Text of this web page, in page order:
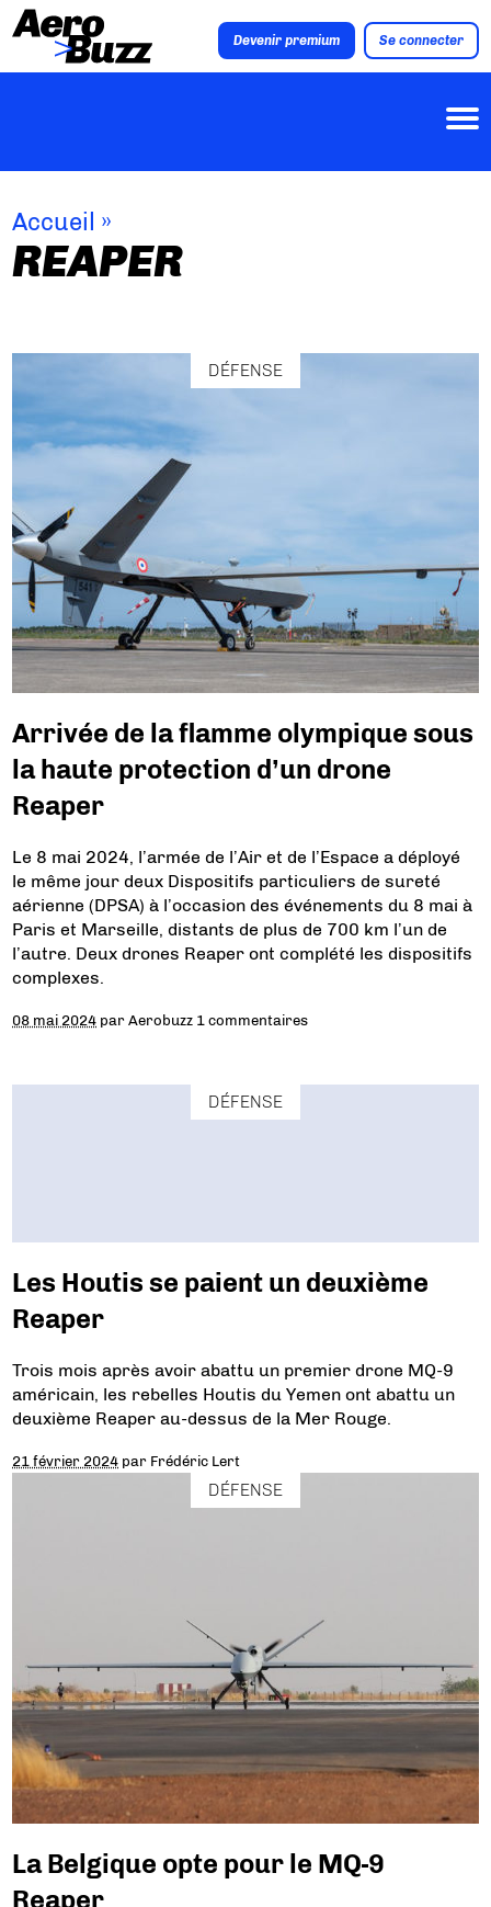
Devenir premium Se connecter
Accueil »
REAPER
DÉFENSE
Arrivée de la flamme olympique sous
la haute protection d’un drone
Reaper
Le 8 mai 2024, l’armée de l’Air et de l’Espace a déployé
le même jour deux Dispositifs particuliers de sureté
aérienne (DPSA) à l’occasion des événements du 8 mai à
Paris et Marseille, distants de plus de 700 km l’un de
l’autre. Deux drones Reaper ont complété les dispositifs
complexes.
08 mai 2024 parAerobuzz 1 commentaires
DÉFENSE
Les Houtis se paient un deuxième
Reaper
Trois mois après avoir abattu un premier drone MQ-9
américain, les rebelles Houtis du Yemen ont abattu un
deuxième Reaper au-dessus de la Mer Rouge.
21 février 2024 par Frédéric Lert
DÉFENSE
La Belgique opte pour le MQ-9
Reaper